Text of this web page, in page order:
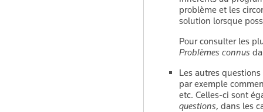
problème et les
solution lorsque
Pour consulter les
Problèmes connus
Les autres
par exemple
etc. Celles-ci sont
questions, dans les